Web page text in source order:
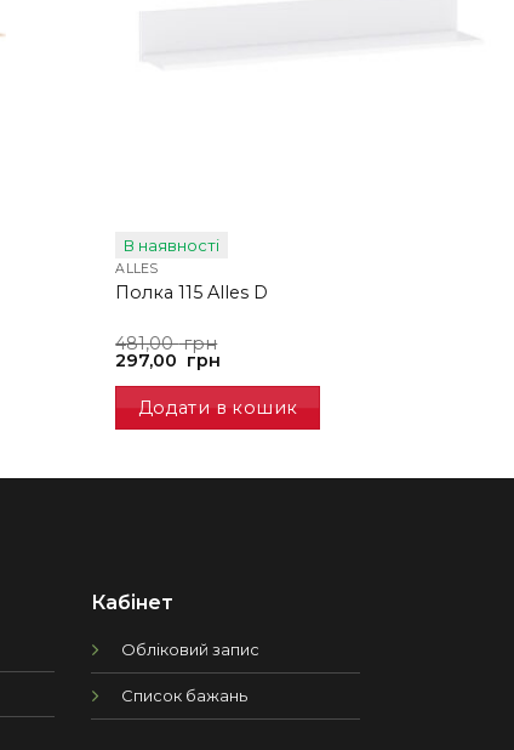
В наявності
ALLES
Полка 115 Alles D
481,00грн
Оригінальна
ціна:
481,00
грн.
297,00 грн
Поточна
ціна:
297,00
грн.
Додати в кошик
Кабінет
Обліковий запис
Список бажань